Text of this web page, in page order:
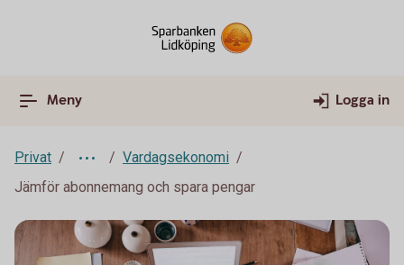
Meny Logga in
Privat
Vardagsekonomi
Jämför abonnemang och spara pengar